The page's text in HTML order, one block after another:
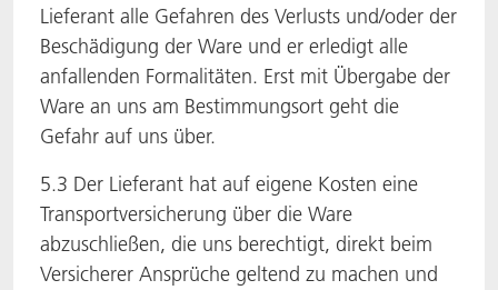
Lieferant alle Gefahren des Verlusts und/oder der
Beschädigung der Ware und er erledigt alle
anfallenden Formalitäten. Erst mit Übergabe der
Ware an uns am Bestimmungsort geht die
Gefahr auf uns über.
5.3 Der Lieferant hat auf eigene Kosten eine
Transportversicherung über die Ware
abzuschließen, die uns berechtigt, direkt beim
Versicherer Ansprüche geltend zu machen und